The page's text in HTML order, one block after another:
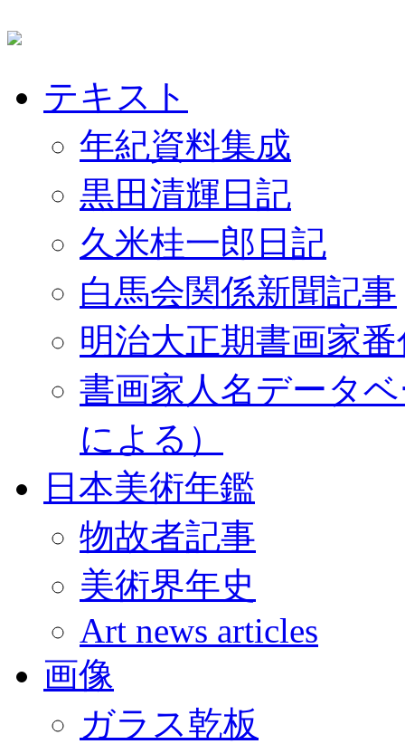
テキスト
年紀資料集成
黒田清輝日記
久米桂一郎日記
白馬会関係新聞記事
明治大正期書画家
書画家人名データ
による）
日本美術年鑑
物故者記事
美術界年史
Art news articles
画像
ガラス乾板